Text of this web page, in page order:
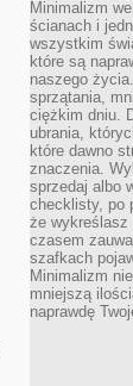
Minimalizm
ścianach i
wszystkim
które są
naszego
sprzątania,
ciężkim dniu.
ubrania,
które dawno
znaczenia.
sprzedaj albo
checklisty, po
że wykreślasz
czasem
szafkach
Minimalizm
mniejszą
naprawdę